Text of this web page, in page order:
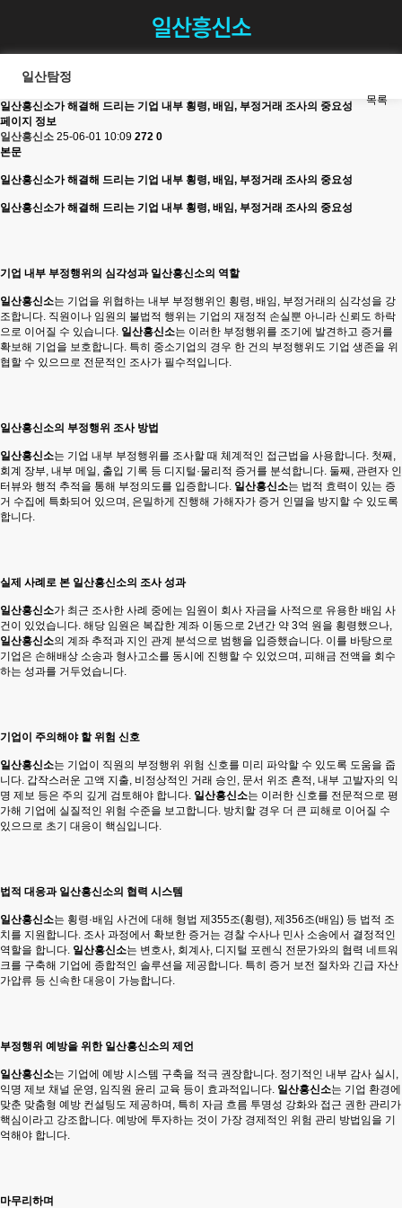
일산탐정
목록
일산흥신소가 해결해 드리는 기업 내부 횡령, 배임, 부정거래 조사의 중요성
페이지 정보
일산흥신소 25-06-01 10:09 272 0
본문
일산흥신소가 해결해 드리는 기업 내부 횡령, 배임, 부정거래 조사의 중요성
일산흥신소가 해결해 드리는 기업 내부 횡령, 배임, 부정거래 조사의 중요성
기업 내부 부정행위의 심각성과 일산흥신소의 역할
일산흥신소는 기업을 위협하는 내부 부정행위인 횡령, 배임, 부정거래의 심각성을 강
조합니다. 직원이나 임원의 불법적 행위는 기업의 재정적 손실뿐 아니라 신뢰도 하락
으로 이어질 수 있습니다. 일산흥신소는 이러한 부정행위를 조기에 발견하고 증거를
확보해 기업을 보호합니다. 특히 중소기업의 경우 한 건의 부정행위도 기업 생존을 위
협할 수 있으므로 전문적인 조사가 필수적입니다.
일산흥신소의 부정행위 조사 방법
일산흥신소는 기업 내부 부정행위를 조사할 때 체계적인 접근법을 사용합니다. 첫째,
회계 장부, 내부 메일, 출입 기록 등 디지털·물리적 증거를 분석합니다. 둘째, 관련자 인
터뷰와 행적 추적을 통해 부정의도를 입증합니다. 일산흥신소는 법적 효력이 있는 증
거 수집에 특화되어 있으며, 은밀하게 진행해 가해자가 증거 인멸을 방지할 수 있도록
합니다.
실제 사례로 본 일산흥신소의 조사 성과
일산흥신소가 최근 조사한 사례 중에는 임원이 회사 자금을 사적으로 유용한 배임 사
건이 있었습니다. 해당 임원은 복잡한 계좌 이동으로 2년간 약 3억 원을 횡령했으나,
일산흥신소의 계좌 추적과 지인 관계 분석으로 범행을 입증했습니다. 이를 바탕으로
기업은 손해배상 소송과 형사고소를 동시에 진행할 수 있었으며, 피해금 전액을 회수
하는 성과를 거두었습니다.
기업이 주의해야 할 위험 신호
일산흥신소는 기업이 직원의 부정행위 위험 신호를 미리 파악할 수 있도록 도움을 줍
니다. 갑작스러운 고액 지출, 비정상적인 거래 승인, 문서 위조 흔적, 내부 고발자의 익
명 제보 등은 주의 깊게 검토해야 합니다. 일산흥신소는 이러한 신호를 전문적으로 평
가해 기업에 실질적인 위험 수준을 보고합니다. 방치할 경우 더 큰 피해로 이어질 수
있으므로 초기 대응이 핵심입니다.
법적 대응과 일산흥신소의 협력 시스템
일산흥신소는 횡령·배임 사건에 대해 형법 제355조(횡령), 제356조(배임) 등 법적 조
치를 지원합니다. 조사 과정에서 확보한 증거는 경찰 수사나 민사 소송에서 결정적인
역할을 합니다. 일산흥신소는 변호사, 회계사, 디지털 포렌식 전문가와의 협력 네트워
크를 구축해 기업에 종합적인 솔루션을 제공합니다. 특히 증거 보전 절차와 긴급 자산
가압류 등 신속한 대응이 가능합니다.
부정행위 예방을 위한 일산흥신소의 제언
일산흥신소는 기업에 예방 시스템 구축을 적극 권장합니다. 정기적인 내부 감사 실시,
익명 제보 채널 운영, 임직원 윤리 교육 등이 효과적입니다. 일산흥신소는 기업 환경에
맞춘 맞춤형 예방 컨설팅도 제공하며, 특히 자금 흐름 투명성 강화와 접근 권한 관리가
핵심이라고 강조합니다. 예방에 투자하는 것이 가장 경제적인 위험 관리 방법임을 기
억해야 합니다.
마무리하며